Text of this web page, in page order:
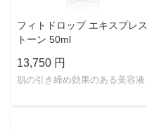
フィトドロップ エキスプレス
トーン 50ml
13,750 円
肌の引き締め効果のある美容液